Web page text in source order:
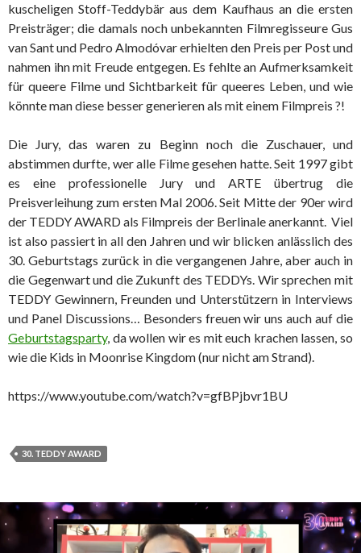
kuscheligen Stoff-Teddybär aus dem Kaufhaus an die ersten
Preisträger; die damals noch unbekannten Filmregisseure Gus
van Sant und Pedro Almodóvar erhielten den Preis per Post und
nahmen ihn mit Freude entgegen. Es fehlte an Aufmerksamkeit
für queere Filme und Sichtbarkeit für queeres Leben, und wie
könnte man diese besser generieren als mit einem Filmpreis ?!
Die Jury, das waren zu Beginn noch die Zuschauer, und
abstimmen durfte, wer alle Filme gesehen hatte. Seit 1997 gibt
es eine professionelle Jury und ARTE übertrug die
Preisverleihung zum ersten Mal 2006. Seit Mitte der 90er wird
der TEDDY AWARD als Filmpreis der Berlinale anerkannt. Viel
ist also passiert in all den Jahren und wir blicken anlässlich des
30. Geburtstags zurück in die vergangenen Jahre, aber auch in
die Gegenwart und die Zukunft des TEDDYs. Wir sprechen mit
TEDDY Gewinnern, Freunden und Unterstützern in Interviews
und Panel Discussions… Besonders freuen wir uns auch auf die
Geburtstagsparty, da wollen wir es mit euch krachen lassen, so
wie die Kids in Moonrise Kingdom (nur nicht am Strand).
https://www.youtube.com/watch?v=gfBPjbvr1BU
30. TEDDY AWARD